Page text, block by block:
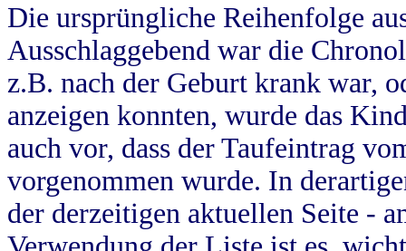
Die ursprüngliche Reihenfolge
Ausschlaggebend war die
z.B. nach der Geburt krank war,
anzeigen konnten, wurde das
auch vor, dass der Taufeintrag
vorgenommen wurde. In
der derzeitigen aktuellen Seite -